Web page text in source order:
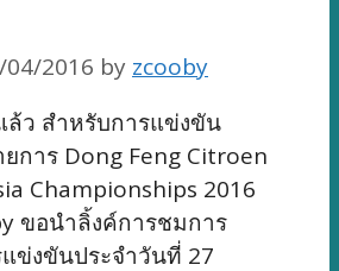
04/2016 by zcooby
ล้ว สำหรับการแข่งขัน
การ Dong Feng Citroen
Championships 2016
ขอนำลิ้งค์การชมการ
ข่งขันประจำวันที่ 27